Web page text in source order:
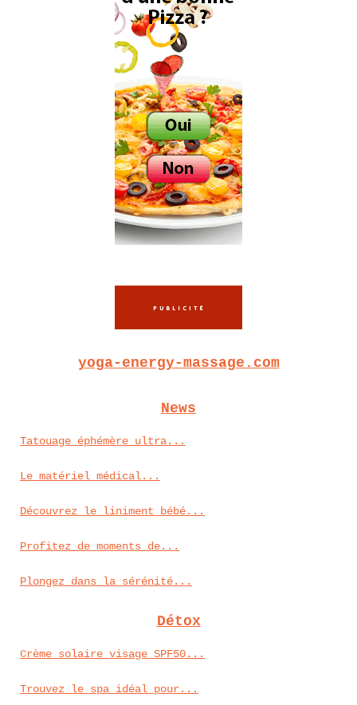
yoga-energy-massage.com
News
Tatouage éphémère ultra...
Le matériel médical...
Découvrez le liniment bébé...
Profitez de moments de...
Plongez dans la sérénité...
Détox
Crème solaire visage SPF50...
Trouvez le spa idéal pour...